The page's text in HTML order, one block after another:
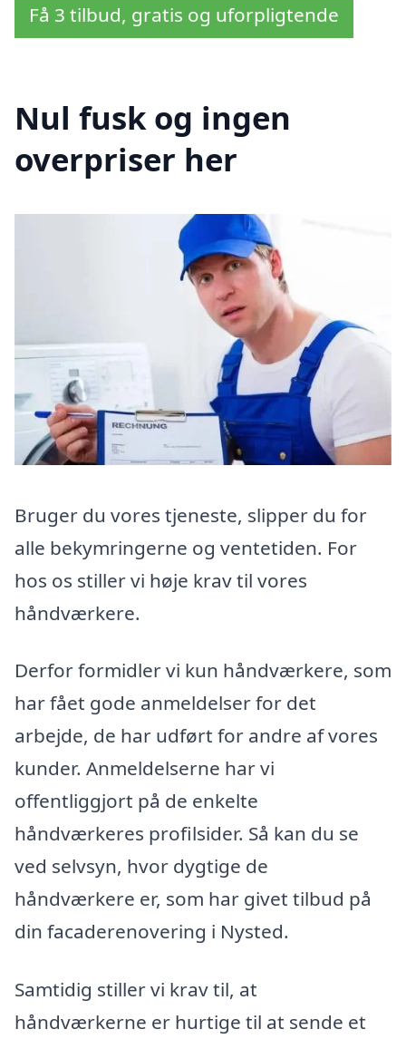
Få 3 tilbud, gratis og uforpligtende
Nul fusk og ingen
overpriser her
Bruger du vores tjeneste, slipper du for
alle bekymringerne og ventetiden. For
hos os stiller vi høje krav til vores
håndværkere.
Derfor formidler vi kun håndværkere, som
har fået gode anmeldelser for det
arbejde, de har udført for andre af vores
kunder. Anmeldelserne har vi
offentliggjort på de enkelte
håndværkeres profilsider. Så kan du se
ved selvsyn, hvor dygtige de
håndværkere er, som har givet tilbud på
din facaderenovering i Nysted.
Samtidig stiller vi krav til, at
håndværkerne er hurtige til at sende et